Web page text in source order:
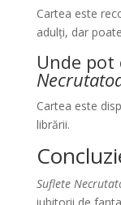
Cartea este
adulți, dar
Unde pot
Cartea este
librării.
Suflete